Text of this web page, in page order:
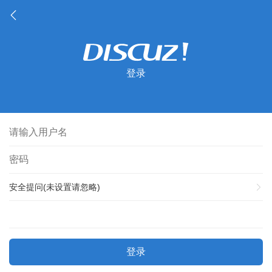
登录
安全提问(未设置请忽略)
登录